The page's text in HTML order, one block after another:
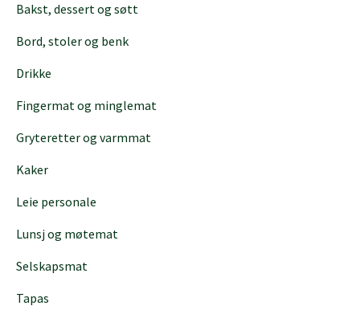
s
a
c
Bakst, dessert og søtt
Bord, stoler og benk
Drikke
Fingermat og minglemat
Gryteretter og varmmat
Kaker
Leie personale
Lunsj og møtemat
Selskapsmat
Tapas